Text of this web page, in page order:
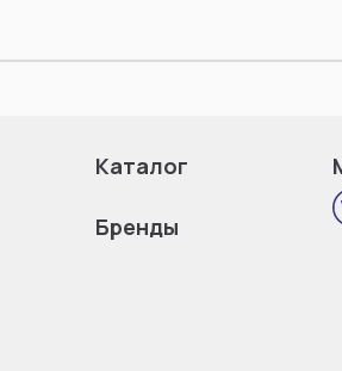
Каталог
Бренды